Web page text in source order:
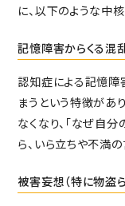
に、以下のような中
記憶障害からくる混
認知症による記憶障
まうという特徴があり
なくなり、「なぜ自
ら、いら立ちや不満
被害妄想（特に物盗